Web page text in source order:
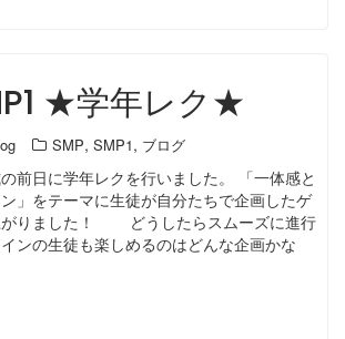
★学年レク★
SMP, SMP1, ブログ
前日に学年レクを行いました。 「一体感と
」をテーマに生徒が自分たちで企画したゲ
がりました！ どうしたらスムーズに進行
ンの生徒も楽しめるのはどんな企画かな